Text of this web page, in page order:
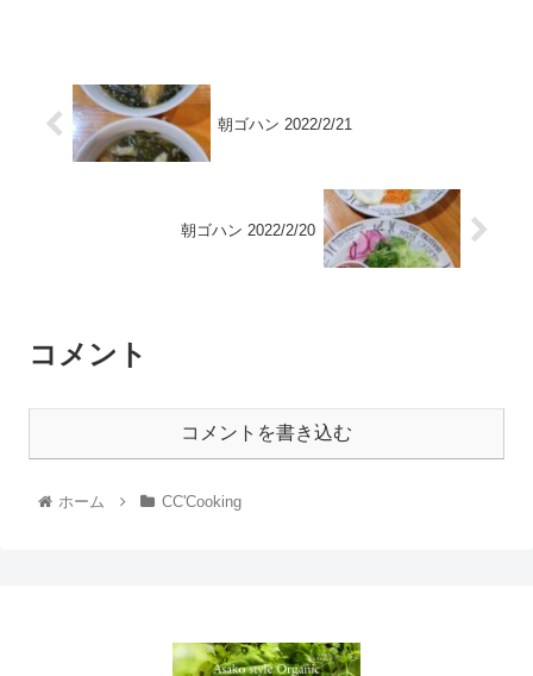
朝ゴハン 2022/2/21
朝ゴハン 2022/2/20
コメント
コメントを書き込む
ホーム CC'Cooking